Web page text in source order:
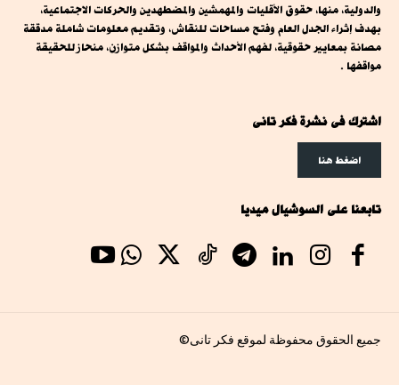
والدولية، منها، حقوق الأقليات والمهمشين والمضطهدين والحركات الاجتماعية،
بهدف إثراء الجدل العام وفتح مساحات للنقاش، وتقديم معلومات شاملة مدققة
مصانة بمعايير حقوقية، لفهم الأحداث والمواقف بشكل متوازن، منحاز للحقيقة
مواقفها .
اشترك فى نشرة فكر تانى
اضغط هنا
تابعنا على السوشيال ميديا
جميع الحقوق محفوظة لموقع فكر تانى©